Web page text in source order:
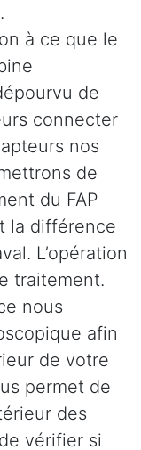
à ce que le
de
connecter
nos
de
du FAP
la différence
L’opération
traitement.
nous
afin
de votre
permet de
des
vérifier si